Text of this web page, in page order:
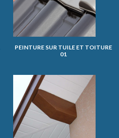
PEINTURE SUR TUILE ET TOITURE
01